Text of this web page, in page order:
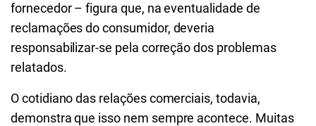
fornecedor – figura que, na eventualidade de
reclamações do consumidor, deveria
responsabilizar-se pela correção dos problemas
relatados.
O cotidiano das relações comerciais, todavia,
demonstra que isso nem sempre acontece. Muitas